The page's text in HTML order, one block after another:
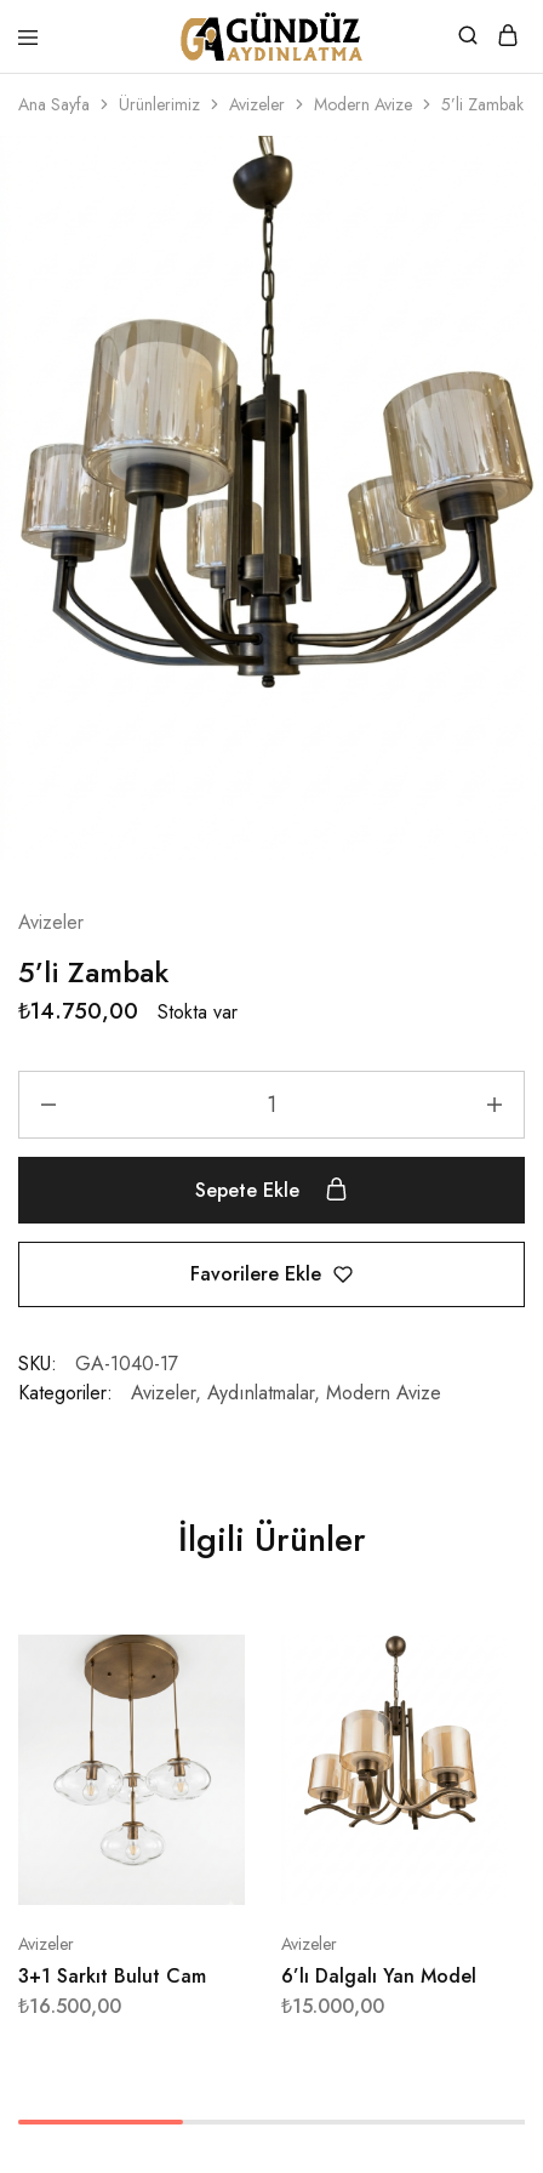
Gündüz
Aydınlatma
Özel
Tasarım
Ürünler
Ana Sayfa Ürünlerimiz Avizeler Modern Avize 5’li Zambak
Avizeler
5’li Zambak
₺14.750,00 Stokta var
Sepete Ekle
Favorilere Ekle
SKU:
GA-1040-17
Kategoriler:
Avizeler, Aydınlatmalar, Modern Avize
İlgili Ürünler
Avizeler
3+1 Sarkıt Bulut Cam
₺16.500,00
Avizeler
6’lı Dalgalı Yan Model
₺15.000,00